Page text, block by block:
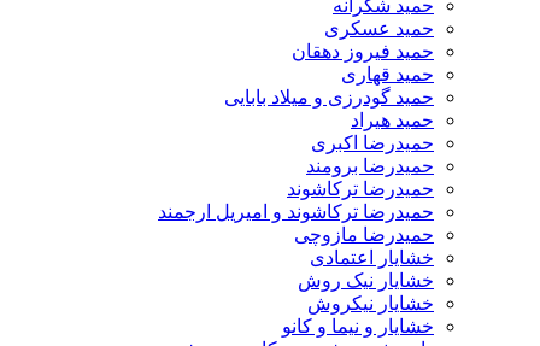
حمید شکرانه
حمید عسکری
حمید فیروز دهقان
حمید قهاری
حمید گودرزی و میلاد بابایی
حمید هیراد
حمیدرضا اکبری
حمیدرضا برومند
حمیدرضا ترکاشوند
حمیدرضا ترکاشوند و امیریل ارجمند
حمیدرضا مازوچی
خشایار اعتمادی
خشایار نیک روش
خشایار نیکروش
خشایار و نیما و کانو